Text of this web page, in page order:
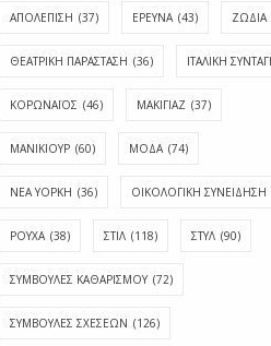
ΑΠΟΛΈΠΙΣΗ (37) ΕΡΕΥΝΑ (43) ΖΩΔΙΑ
ΘΕΑΤΡΙΚΗ ΠΑΡΑΣΤΑΣΗ (36) ΙΤΑΛΙΚΗ
ΚΟΡΩΝΑΪΟΣ (46) ΜΑΚΙΓΙΑΖ (37)
ΜΑΝΙΚΙΟΥΡ (60) ΜΟΔΑ (74)
ΝΕΑ ΥΟΡΚΗ (36) ΟΙΚΟΛΟΓΙΚΗ ΣΥΝΕΙΔΗΣΗ
ΡΟΥΧΑ (38) ΣΤΙΛ (118) ΣΤΥΛ (90)
ΣΥΜΒΟΥΛΕΣ ΚΑΘΑΡΙΣΜΟΥ (72)
ΣΥΜΒΟΥΛΕΣ ΣΧΕΣΕΩΝ (126)